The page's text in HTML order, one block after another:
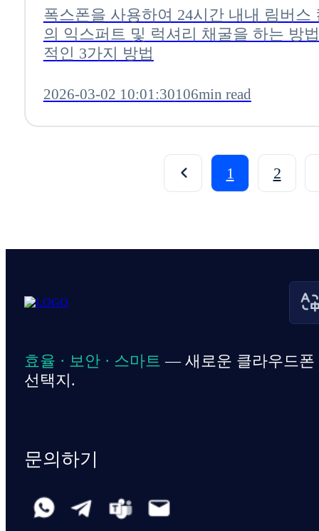
방법
폭스폰을 사용하여 24시간 내내 림버스
의 익스퍼트 및 럭셔리 채굴을 하는 방
적인 3가지 방법
2026-03-02 10:01:30106min read
1 2
효율 · 보안 · 스마트 — 새로운 클라우드폰
선택지.
문의하기